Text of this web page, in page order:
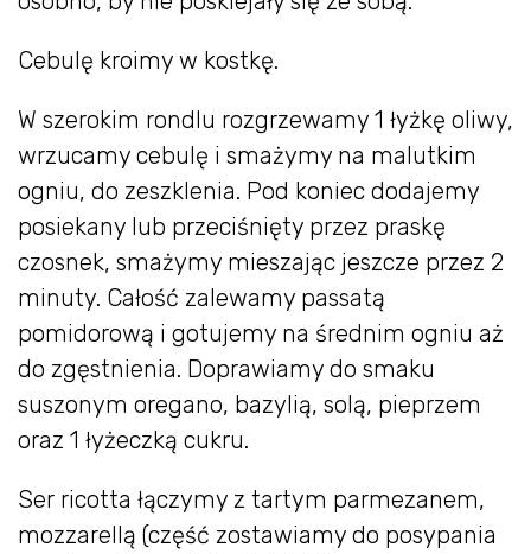
Cebulę kroimy w kostkę.
W szerokim rondlu rozgrzewamy 1 łyżkę oliwy,
wrzucamy cebulę i smażymy na malutkim
ogniu, do zeszklenia. Pod koniec dodajemy
posiekany lub przeciśnięty przez praskę
czosnek, smażymy mieszając jeszcze przez 2
minuty. Całość zalewamy passatą
pomidorową i gotujemy na średnim ogniu aż
do zgęstnienia. Doprawiamy do smaku
suszonym oregano, bazylią, solą, pieprzem
oraz 1 łyżeczką cukru.
Ser ricotta łączymy z tartym parmezanem,
mozzarellą (część zostawiamy do posypania